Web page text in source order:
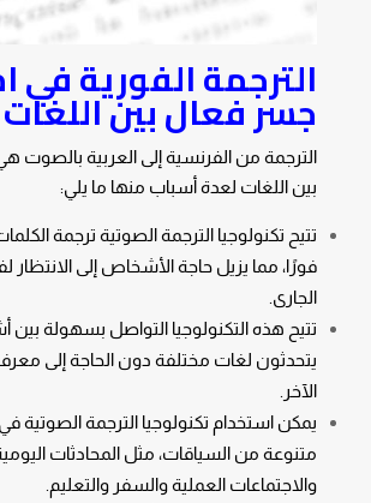
الترجمة الفورية في
جسر فعال بين اللغات
الترجمة من الفرنسية إلى العربية
بين اللغات لعدة أسباب منها ما يلي:
تتيح تكنولوجيا الترجمة الصوتية ترجمة
فورًا، مما يزيل حاجة الأشخاص إلى الانتظار
الجارى.
تتيح هذه التكنولوجيا التواصل بسهولة
يتحدثون لغات مختلفة دون الحاجة إلى
الآخر.
يمكن استخدام تكنولوجيا الترجمة الصوتية
متنوعة من السياقات، مثل المحادثات
والاجتماعات العملية والسفر والتعليم.